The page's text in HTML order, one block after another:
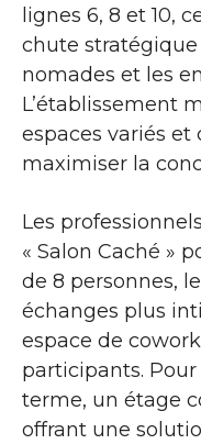
lignes 6, 8 et 10,
chute
nomades et les
L’établissement
espaces variés
maximiser la
Les
« Salon Caché »
de 8 personnes,
échanges plus
espace de
participants.
terme, un étage
offrant une